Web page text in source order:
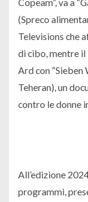
Copeam”, va a
(Spreco
Televisions che
di cibo, mentre il
Ard con “Sieben
Teheran), un
contro le donne
All’edizione
programmi,